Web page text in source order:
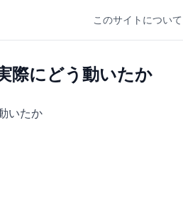
このサイトについて
際にどう動いたか
いたか